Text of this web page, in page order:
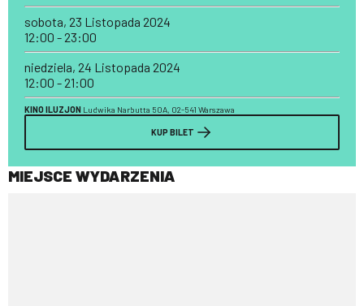
sobota, 23 Listopada 2024
12:00 - 23:00
niedziela, 24 Listopada 2024
12:00 - 21:00
KINO ILUZJON Ludwika Narbutta 50A, 02-541 Warszawa
KUP BILET
MIEJSCE WYDARZENIA